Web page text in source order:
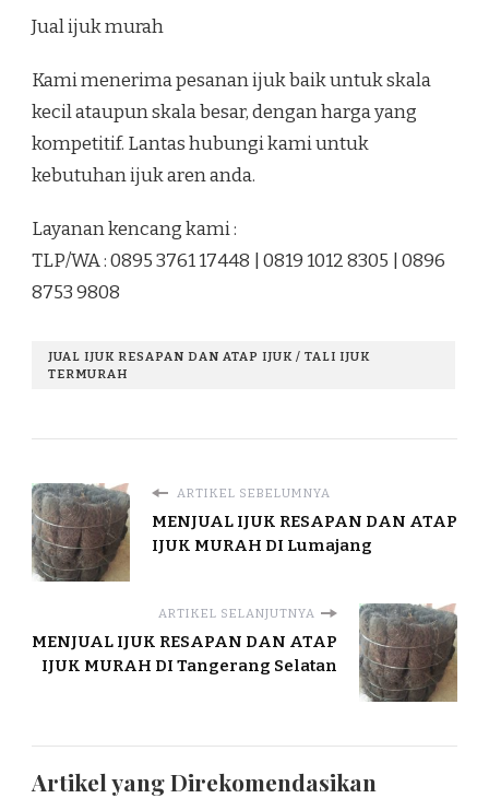
Jual ijuk murah
Kami menerima pesanan ijuk baik untuk skala
kecil ataupun skala besar, dengan harga yang
kompetitif. Lantas hubungi kami untuk
kebutuhan ijuk aren anda.
Layanan kencang kami :
TLP/WA : 0895 3761 17448 | 0819 1012 8305 | 0896
8753 9808
JUAL IJUK RESAPAN DAN ATAP IJUK / TALI IJUK
TERMURAH
ARTIKEL SEBELUMNYA
MENJUAL IJUK RESAPAN DAN ATAP
IJUK MURAH DI Lumajang
ARTIKEL SELANJUTNYA
MENJUAL IJUK RESAPAN DAN ATAP
IJUK MURAH DI Tangerang Selatan
Artikel yang Direkomendasikan